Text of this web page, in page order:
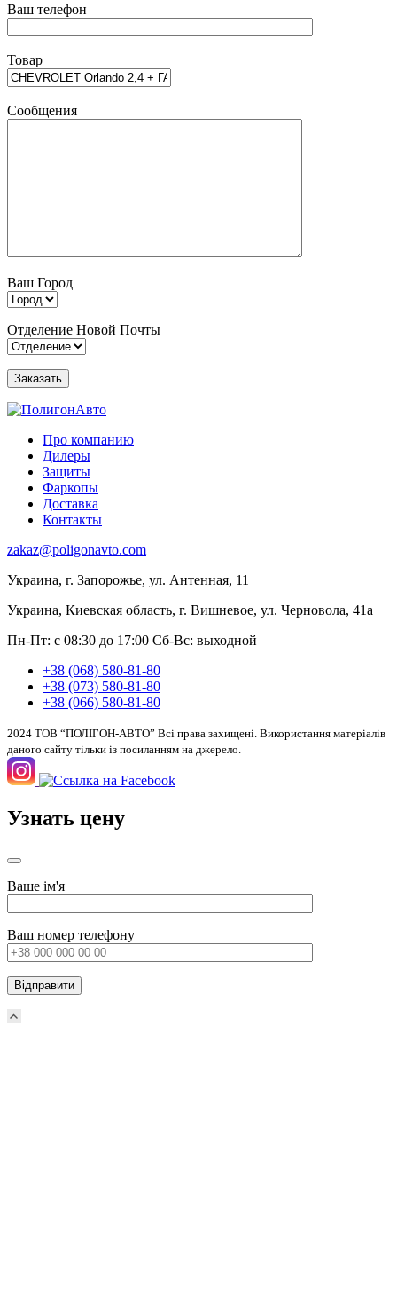
Ваш телефон
Товар
Сообщения
Ваш Город
Отделение Новой Почты
Про компанию
Дилеры
Защиты
Фаркопы
Доставка
Контакты
zakaz@poligonavto.com
Украина, г. Запорожье, ул. Антенная, 11
Украина, Киевская область, г. Вишневое, ул. Черновола, 41а
Пн-Пт: с 08:30 до 17:00 Сб-Вс: выходной
+38 (068) 580-81-80
+38 (073) 580-81-80
+38 (066) 580-81-80
2024 ТОВ “ПОЛІГОН-АВТО” Всі права захищені. Використання матеріалів
даного сайту тільки із посиланням на джерело.
Узнать цену
Ваше ім'я
Ваш номер телефону